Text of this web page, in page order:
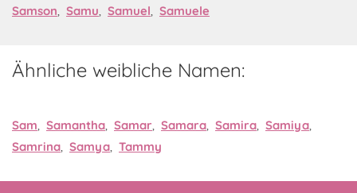
Samson, Samu, Samuel, Samuele
Ähnliche weibliche Namen:
Sam, Samantha, Samar, Samara, Samira, Samiya,
Samrina, Samya, Tammy